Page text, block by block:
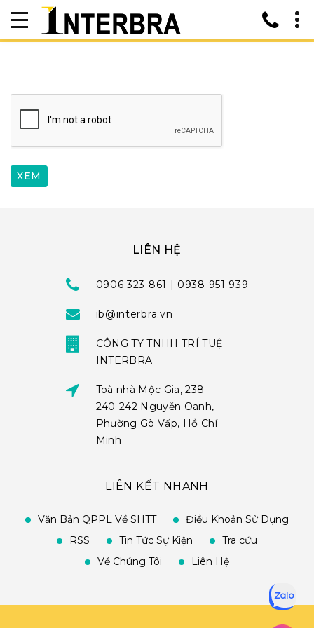
LIÊN HỆ
0906 323 861 | 0938 951 939
ib@interbra.vn
CÔNG TY TNHH TRÍ TUỆ
INTERBRA
Toà nhà Mộc Gia, 238-
240-242 Nguyễn Oanh,
Phường Gò Vấp, Hồ Chí
Minh
LIÊN KẾT NHANH
Văn Bản QPPL Về SHTT
Điều Khoản Sử Dụng
RSS
Tin Tức Sự Kiện
Tra cứu
Về Chúng Tôi
Liên Hệ